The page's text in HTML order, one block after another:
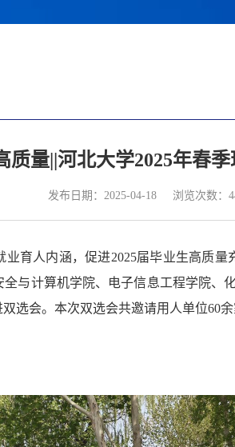
质量||河北大学2025年春
发布日期：2025-04-18 浏览次数：
业育人内涵，促进2025届毕业生高质量
与计算机学院、电子信息工程学院、
选会。 本次双选会共邀请用人单位60余